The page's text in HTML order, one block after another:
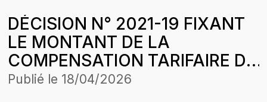
DÉCISION N° 2021-19 FIXANT
LE MONTANT DE LA
COMPENSATION TARIFAIRE DU
MOIS DE MARS 2021 DE
Publié le 18/04/2026